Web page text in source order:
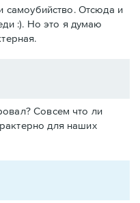
самоубийство. Отсюда и
:). Но это я думаю
Совсем что ли
для наших